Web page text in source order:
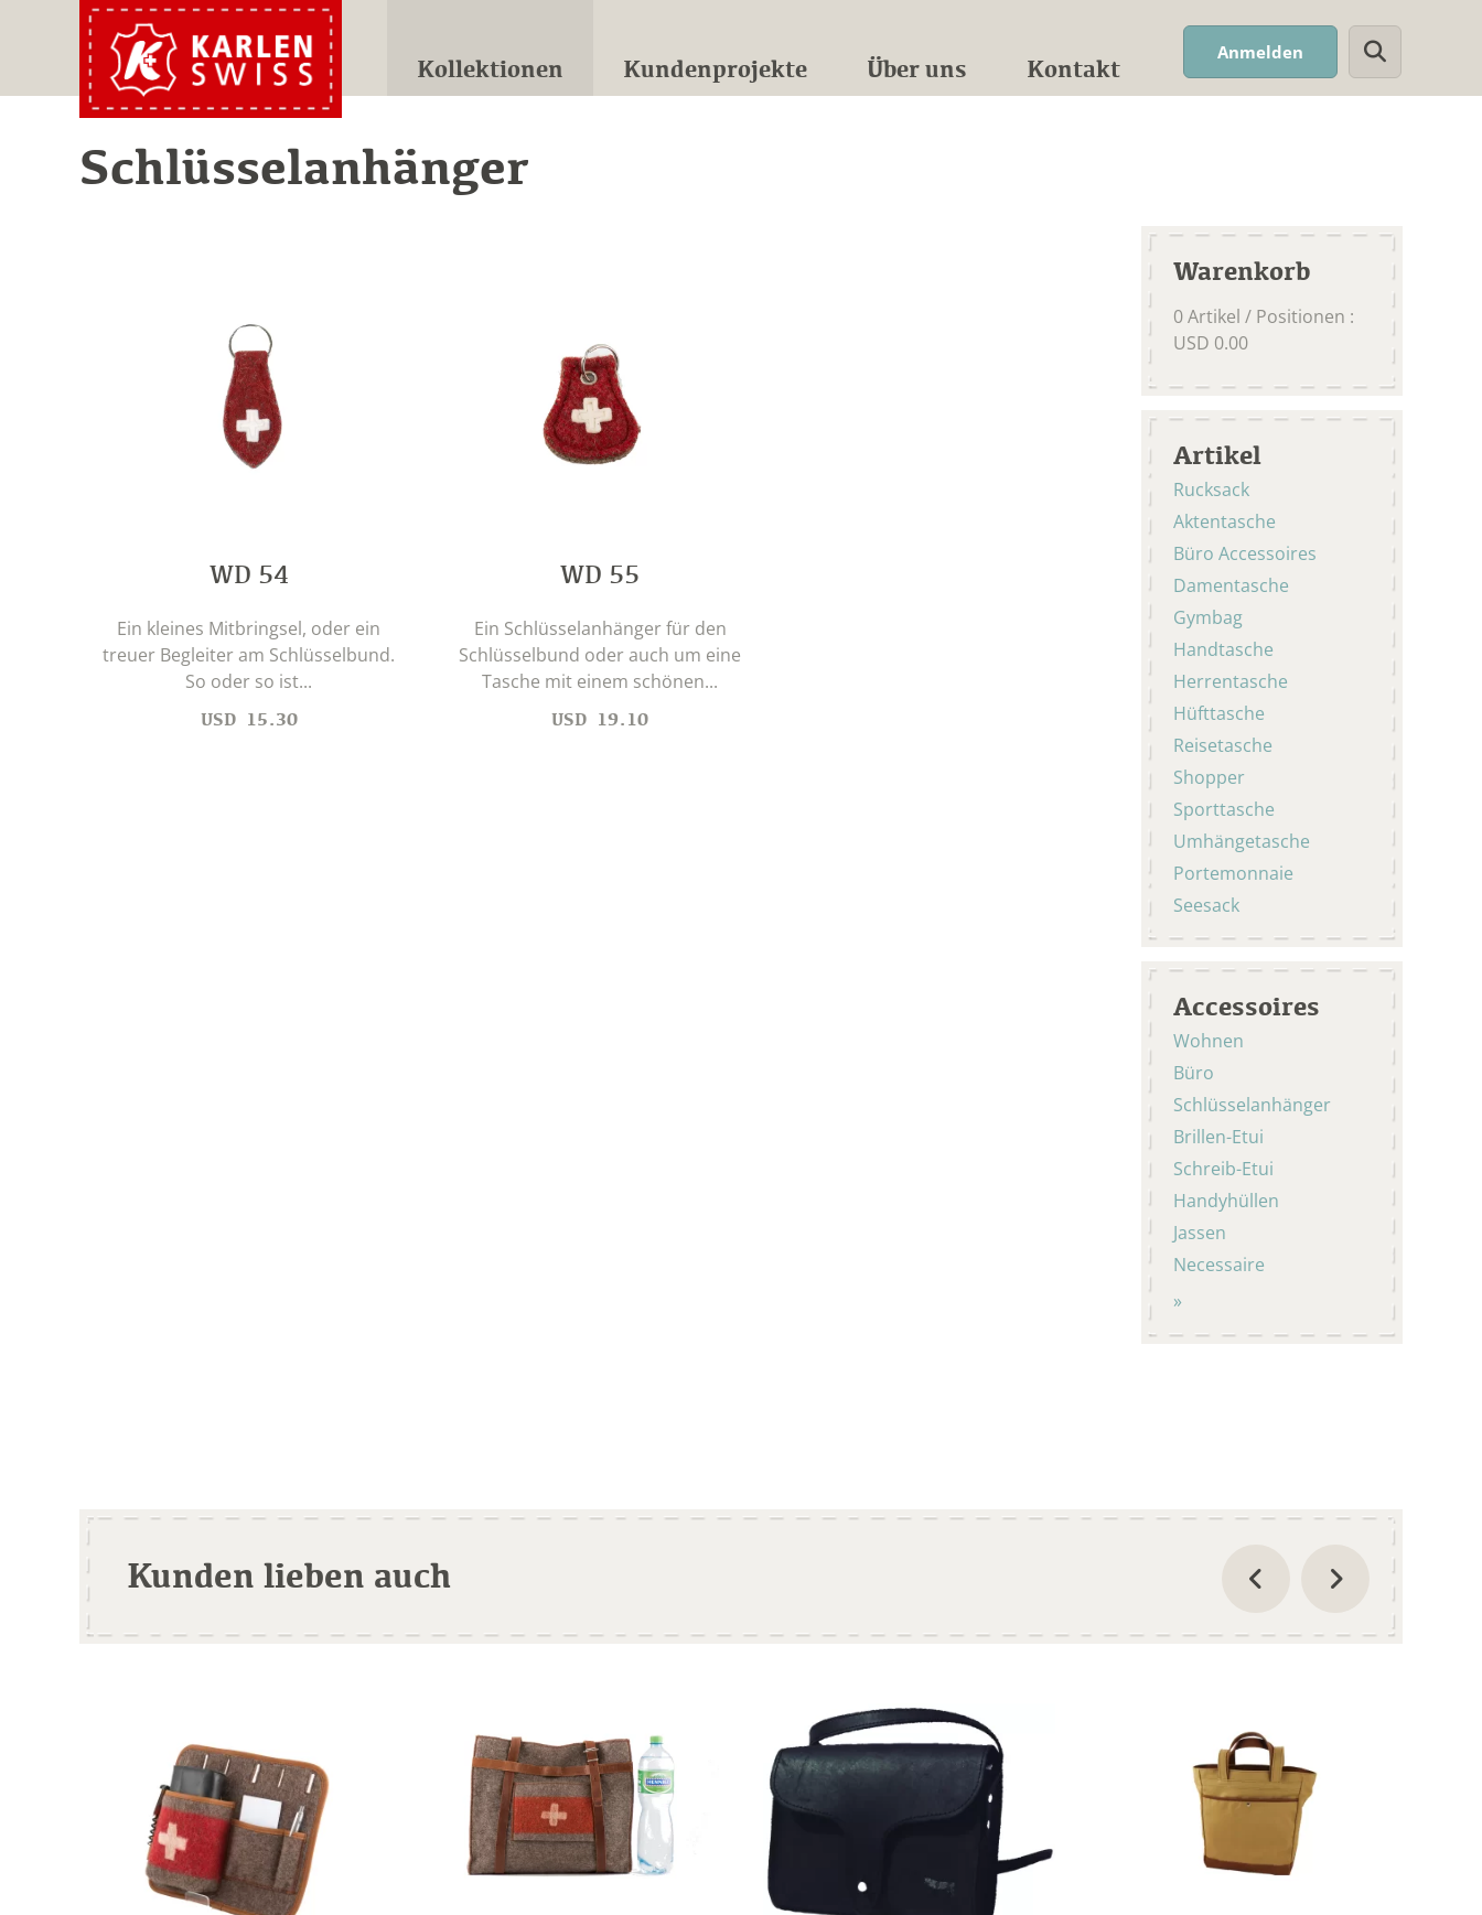
Kollektionen Kundenprojekte Über uns Kontakt
Anmelden Suchwort
Schlüsselanhänger
Warenkorb
0Artikel / Positionen :
USD 0.00
Artikel
Rucksack
Aktentasche
Büro Accessoires
Damentasche
Gymbag
Handtasche
Herrentasche
Hüfttasche
Reisetasche
Shopper
Sporttasche
Umhängetasche
Portemonnaie
Seesack
Accessoires
Wohnen
Büro
Schlüsselanhänger
Brillen-Etui
Schreib-Etui
Handyhüllen
Jassen
Necessaire
WD 54
Ein kleines Mitbringsel, oder ein
treuer Begleiter am Schlüsselbund.
So oder so ist...
USD 15.30
WD 55
Ein Schlüsselanhänger für den
Schlüsselbund oder auch um eine
Tasche mit einem schönen...
USD 19.10
Kunden lieben auch